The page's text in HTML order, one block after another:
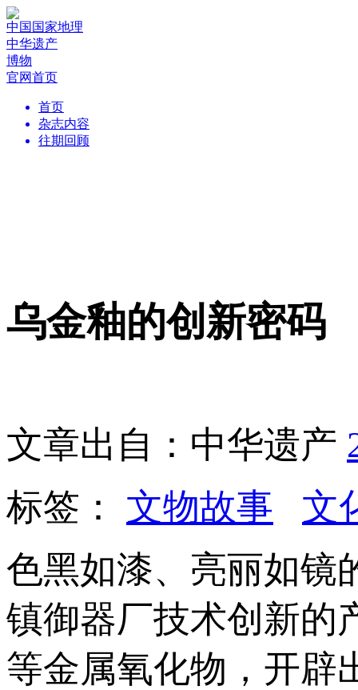
中国国家地理
中华遗产
博物
官网首页
首页
杂志内容
往期回顾
乌金釉的创新密码
文章出自：中华遗产
标签： 文物故事
文
色黑如漆、亮丽如镜
镇御器厂技术创新的
等金属氧化物，开辟